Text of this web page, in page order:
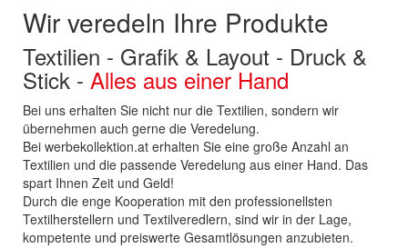
Wir veredeln Ihre Produkte
Textilien - Grafik & Layout - Druck &
Stick - Alles aus einer Hand
Bei uns erhalten Sie nicht nur die Textilien, sondern wir
übernehmen auch gerne die Veredelung.
Bei werbekollektion.at erhalten Sie eine große Anzahl an
Textilien und die passende Veredelung aus einer Hand. Das
spart Ihnen Zeit und Geld!
Durch die enge Kooperation mit den professionellsten
Textilherstellern und Textilveredlern, sind wir in der Lage,
kompetente und preiswerte Gesamtlösungen anzubieten.